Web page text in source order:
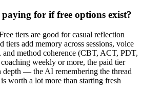
for if free options exist?
tiers are good for casual reflection
tiers add memory across sessions, voice
and method coherence (CBT, ACT, PDT,
weekly or more, the paid tier
depth — the AI remembering the thread
worth a lot more than starting fresh